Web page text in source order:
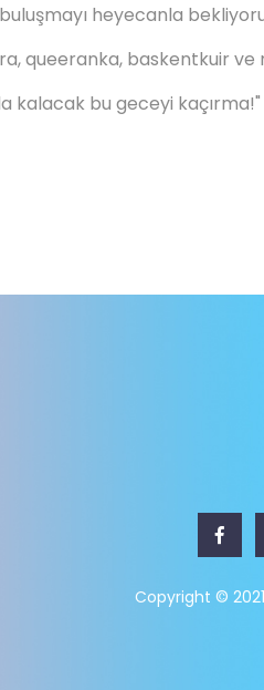
heyecanla
queeranka, baskentkuir ve
kalacak bu geceyi kaçırma!"
Copyright © 2021